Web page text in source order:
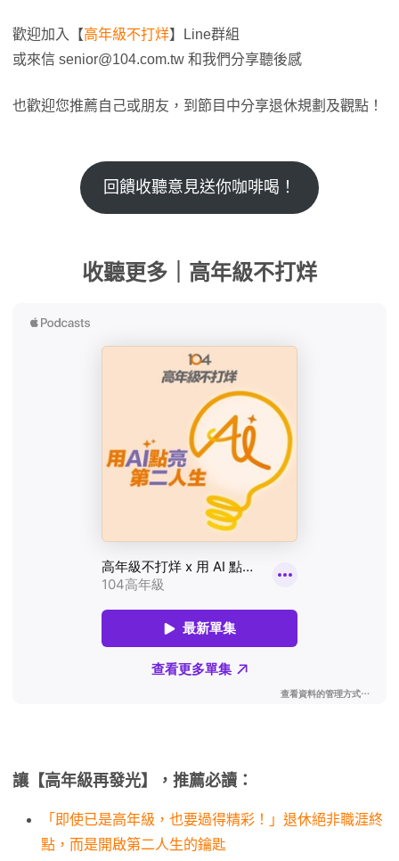
歡迎加入【高年級不打烊】Line群組
或來信 senior@104.com.tw 和我們分享聽後感
也歡迎您推薦自己或朋友，到節目中分享退休規劃及觀點！
回饋收聽意見送你咖啡喝！
收聽更多｜高年級不打烊
讓【高年級再發光】，推薦必讀：
「即使已是高年級，也要過得精彩！」退休絕非職涯終
點，而是開啟第二人生的鑰匙